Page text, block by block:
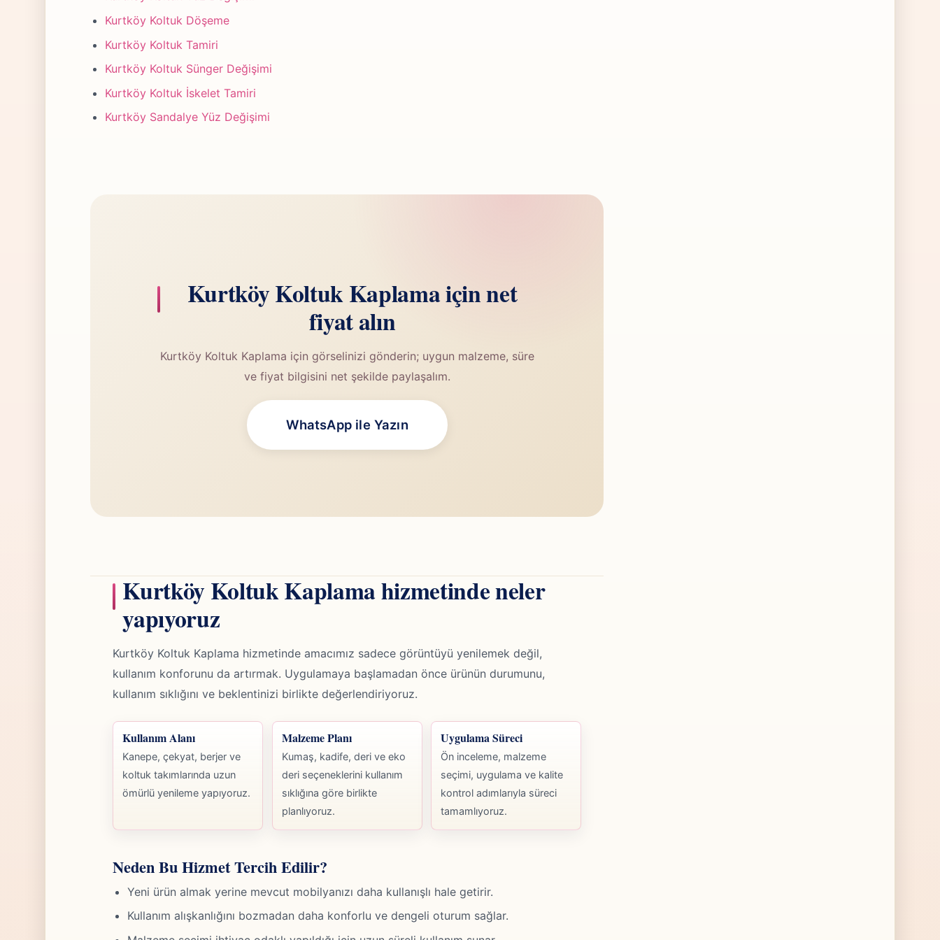
Kurtköy Koltuk Döşeme
Kurtköy Koltuk Tamiri
Kurtköy Koltuk Sünger Değişimi
Kurtköy Koltuk İskelet Tamiri
Kurtköy Sandalye Yüz Değişimi
Kurtköy Koltuk Kaplama için net
fiyat alın
Kurtköy Koltuk Kaplama için görselinizi gönderin; uygun malzeme, süre
ve fiyat bilgisini net şekilde paylaşalım.
WhatsApp ile Yazın
Kurtköy Koltuk Kaplama hizmetinde neler
yapıyoruz
Kurtköy Koltuk Kaplama hizmetinde amacımız sadece görüntüyü yenilemek değil,
kullanım konforunu da artırmak. Uygulamaya başlamadan önce ürünün durumunu,
kullanım sıklığını ve beklentinizi birlikte değerlendiriyoruz.
Kullanım Alanı
Kanepe, çekyat, berjer ve
koltuk takımlarında uzun
ömürlü yenileme yapıyoruz.
Malzeme Planı
Kumaş, kadife, deri ve eko
deri seçeneklerini kullanım
sıklığına göre birlikte
planlıyoruz.
Uygulama Süreci
Ön inceleme, malzeme
seçimi, uygulama ve kalite
kontrol adımlarıyla süreci
tamamlıyoruz.
Neden Bu Hizmet Tercih Edilir?
Yeni ürün almak yerine mevcut mobilyanızı daha kullanışlı hale getirir.
Kullanım alışkanlığını bozmadan daha konforlu ve dengeli oturum sağlar.